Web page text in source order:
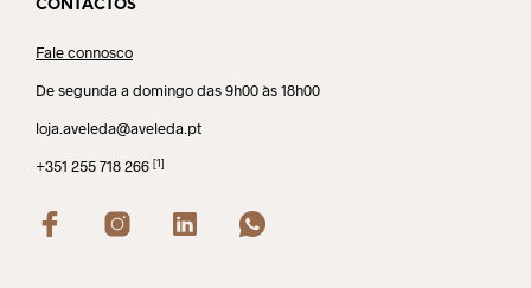
CONTACTOS
Fale connosco
De segunda a domingo das 9h00 às 18h00
loja.aveleda@aveleda.pt
+351 255 718 266 [1]